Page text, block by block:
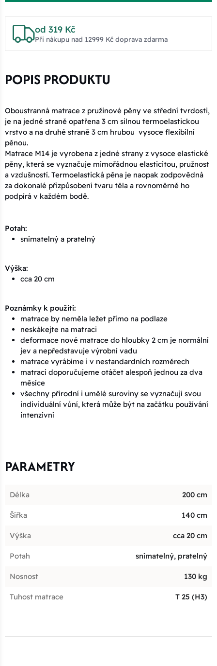
od 319 Kč
Při nákupu nad 12999 Kč doprava zdarma
POPIS PRODUKTU
Oboustranná matrace z pružinové pěny ve střední tvrdosti,
je na jedné straně opatřena 3 cm silnou termoelastickou
vrstvo a na druhé straně 3 cm hrubou vysoce flexibilní
pěnou.
Matrace M14 je vyrobena z jedné strany z vysoce elastické
pěny, která se vyznačuje mimořádnou elasticitou, pružnost
a vzdušností. Termoelastická pěna je naopak zodpovědná
za dokonalé přizpůsobení tvaru těla a rovnoměrně ho
podpírá v každém bodě.
Potah:
snímatelný a pratelný
Výška:
cca 20 cm
Poznámky k použití:
matrace by neměla ležet přímo na podlaze
neskákejte na matraci
deformace nové matrace do hloubky 2 cm je normální
jev a nepředstavuje výrobní vadu
matrace vyrábíme i v nestandardních rozměrech
matraci doporučujeme otáčet alespoň jednou za dva
měsíce
všechny přírodní i umělé suroviny se vyznačují svou
individuální vůní, která může být na začátku používání
intenzivní
PARAMETRY
Délka 200 cm
Šířka 140 cm
Výška cca 20 cm
Potah snímatelný, pratelný
Nosnost 130 kg
Tuhost matrace T 25 (H3)